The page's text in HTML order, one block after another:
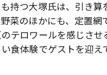
持つ大塚氏は、引き
菜のほかにも、定置
テロワールを感じさ
食体験でゲストを迎え